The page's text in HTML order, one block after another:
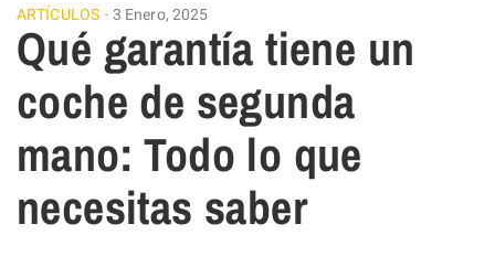
ARTÍCULOS 3 Enero, 2025
Qué garantía tiene un
coche de segunda
mano: Todo lo que
necesitas saber